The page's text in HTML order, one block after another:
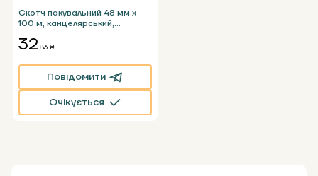
Скотч пакувальний 48 мм x
100 м, канцелярський,
32.83 ₴
Повідомити
Очікується